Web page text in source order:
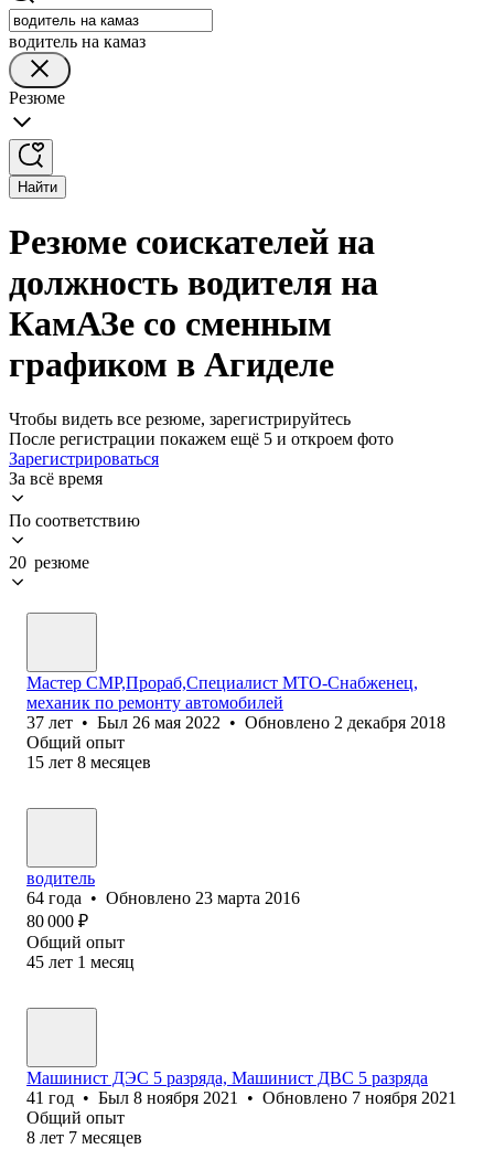
водитель на камаз
Резюме
Найти
Резюме соискателей на
должность водителя на
КамАЗе со сменным
графиком в Агиделе
Чтобы видеть все резюме, зарегистрируйтесь
После регистрации покажем ещё 5 и откроем фото
Зарегистрироваться
За всё время
По соответствию
20 резюме
Мастер СМР,Прораб,Специалист МТО-Снабженец,
механик по ремонту автомобилей
37 лет • Был 26 мая 2022 • Обновлено 2 декабря 2018
Общий опыт
15 лет 8 месяцев
водитель
64 года • Обновлено 23 марта 2016
80 000 ₽
Общий опыт
45 лет 1 месяц
Машинист ДЭС 5 разряда, Машинист ДВС 5 разряда
41 год • Был 8 ноября 2021 • Обновлено 7 ноября 2021
Общий опыт
8 лет 7 месяцев